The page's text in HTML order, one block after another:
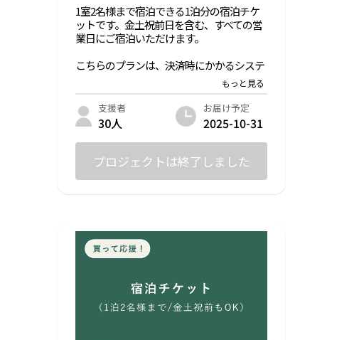
・アメニティ：ドライヤー、タオル（大・
小）、シャンプー、コンディショナー、ボ
ディーソープ
・有料オプション：歯ブラシ、部屋着、ス
キンケアセット、追加タオル
●チケット利用方法
・2025年10月中に、メールにてご予約方法
をお知らせします。
・金土祝前日を除く、日-木曜日の営業日
にご宿泊いただけます。
・チケットの有効期限は2026年11月末まで
すのであらかじめご了承ください。（重い
荷物などの運搬はスタッフがお手伝いしま
・現地までの交通費はご自身でご負担くだ
1室2名様まで宿泊できる1泊分の宿泊チケ
ットです。金土祝前日を含む、すべての営
業日にご宿泊いただけます。
こちらのプランは、決済時にかかるシステ
ム利用料（220円）と決済手数料（5%）
が、実質的に購入者の方の負担にならない
よう加味し、その上で通常の宿泊料金より
も少しお得になるよう設定しています。ま
た「支援金」は含んでおらず、商品自体に
対する価格設定となっています。
*通常料金（1泊2名）：¥30,800（税込）
●お部屋について
・チェックイン：15-18時 /チェックアウ
ト：10時（※18時以降のチェックインはご
支援者
30人
お届け予定
2025-10-31
プロジェクトは終了しました